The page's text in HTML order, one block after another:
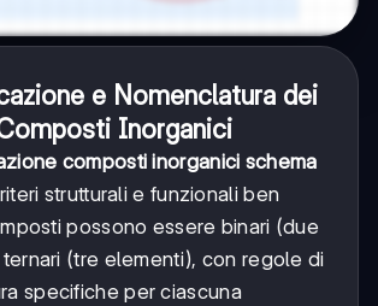
e Nomenclatura dei
Inorganici
composti inorganici schema
strutturali e funzionali ben
possono essere binari (due
(tre elementi), con regole di
specifiche per ciascuna